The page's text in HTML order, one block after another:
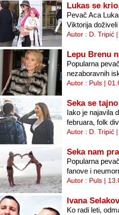
Lukas se
Pevač Aca
Viktorija
Autor : D. Tripić
Lepu Brenu
Popularna
nezaboravnih
Autor : Puls |
Seka se
Iako je najavila
februara, folk
Autor : D. Tripić
Seka nam
Popularna
fanove i
Autor : Puls |
Ivana
Ko radi leti,